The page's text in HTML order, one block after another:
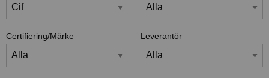
Certifiering/Märke Leverantör